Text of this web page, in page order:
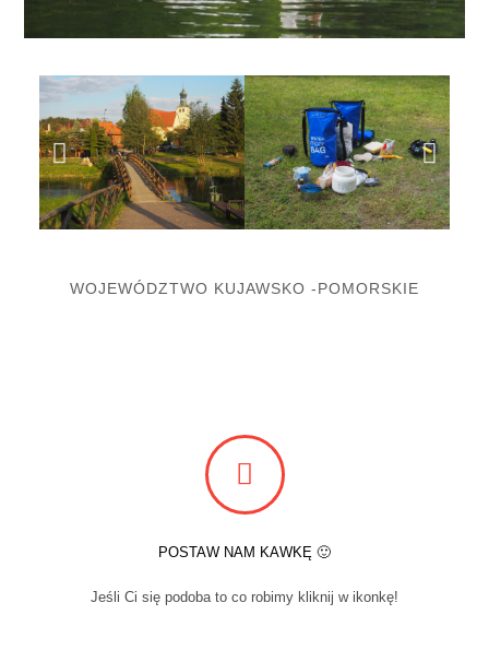
WOJEWÓDZTWO KUJAWSKO -POMORSKIE
POSTAW NAM KAWKĘ 🙂
Jeśli Ci się podoba to co robimy kliknij w ikonkę!